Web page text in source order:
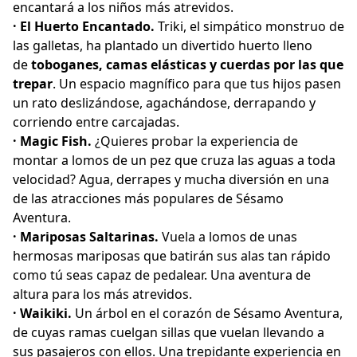
encantará a los niños más atrevidos.
· El Huerto Encantado. Triki, el simpático monstruo de
las galletas, ha plantado un divertido huerto lleno
detoboganes, camas elásticas y cuerdas por las que
trepar. Un espacio magnífico para que tus hijos pasen
un rato deslizándose, agachándose, derrapando y
corriendo entre carcajadas.
· Magic Fish. ¿Quieres probar la experiencia de
montar a lomos de un pez que cruza las aguas a toda
velocidad? Agua, derrapes y mucha diversión en una
de las atracciones más populares de Sésamo
Aventura.
· Mariposas Saltarinas. Vuela a lomos de unas
hermosas mariposas que batirán sus alas tan rápido
como tú seas capaz de pedalear. Una aventura de
altura para los más atrevidos.
· Waikiki. Un árbol en el corazón de Sésamo Aventura,
de cuyas ramas cuelgan sillas que vuelan llevando a
sus pasajeros con ellos. Una trepidante experiencia en